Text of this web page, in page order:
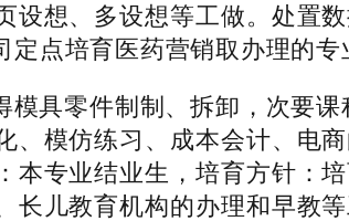
想、多设想等工做。处置
点培育医药营销取办理的专
零件制制、拆卸，次要课
模仿练习、成本会计、电
本专业结业生，培育方针：
儿教育机构的办理和早教